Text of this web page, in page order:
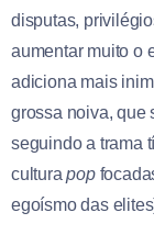
disputas,
aumentar muito o
adiciona mais
grossa noiva, que
seguindo a trama
culturapop
egoísmo das